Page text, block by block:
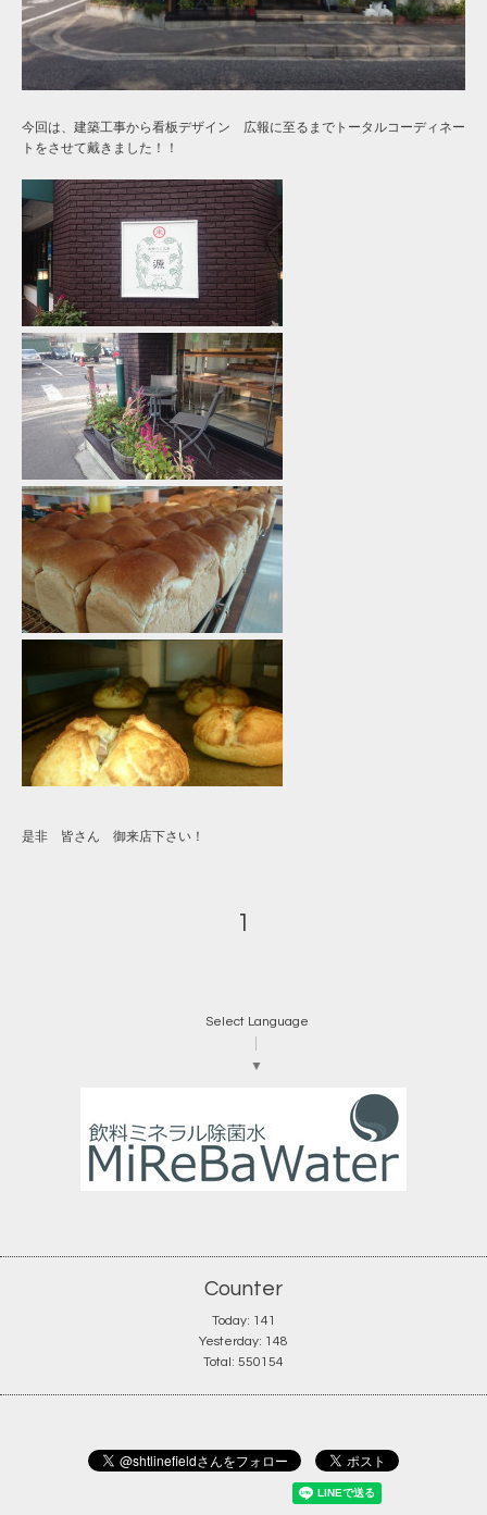
今回は、建築工事から看板デザイン 広報に至るまでトータルコーディネー
トをさせて戴きました！！
是非 皆さん 御来店下さい！
1
Select Language
▼
Counter
Today: 141
Yesterday: 148
Total: 550154